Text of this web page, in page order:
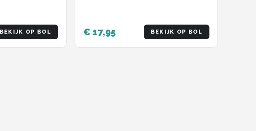
BEKIJK OP BOL € 17,95 BEKIJK OP BOL